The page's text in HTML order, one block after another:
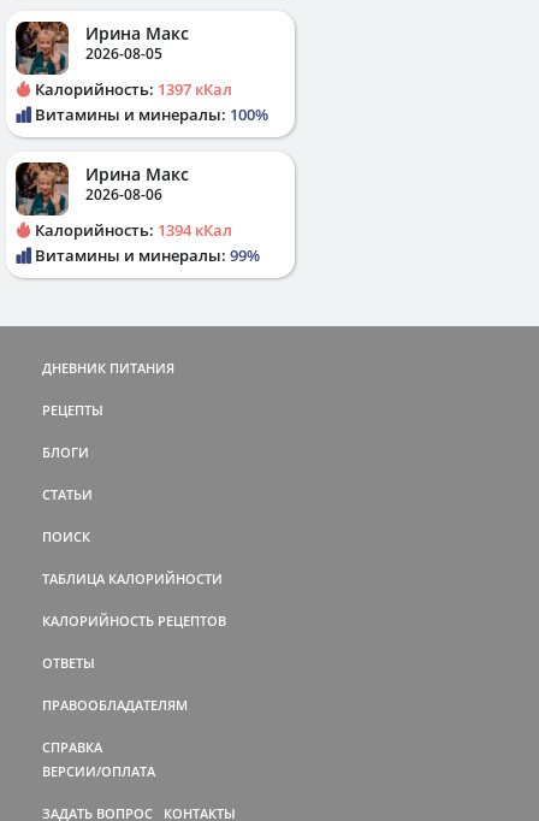
Ирина Макс
2026-08-05
Калорийность: 1397 кКал
Витамины и минералы: 100%
Ирина Макс
2026-08-06
Калорийность: 1394 кКал
Витамины и минералы: 99%
ДНЕВНИК ПИТАНИЯ
РЕЦЕПТЫ
БЛОГИ
СТАТЬИ
ПОИСК
ТАБЛИЦА КАЛОРИЙНОСТИ
КАЛОРИЙНОСТЬ РЕЦЕПТОВ
ОТВЕТЫ
ПРАВООБЛАДАТЕЛЯМ
СПРАВКА
ВЕРСИИ/ОПЛАТА
ЗАДАТЬ ВОПРОС КОНТАКТЫ